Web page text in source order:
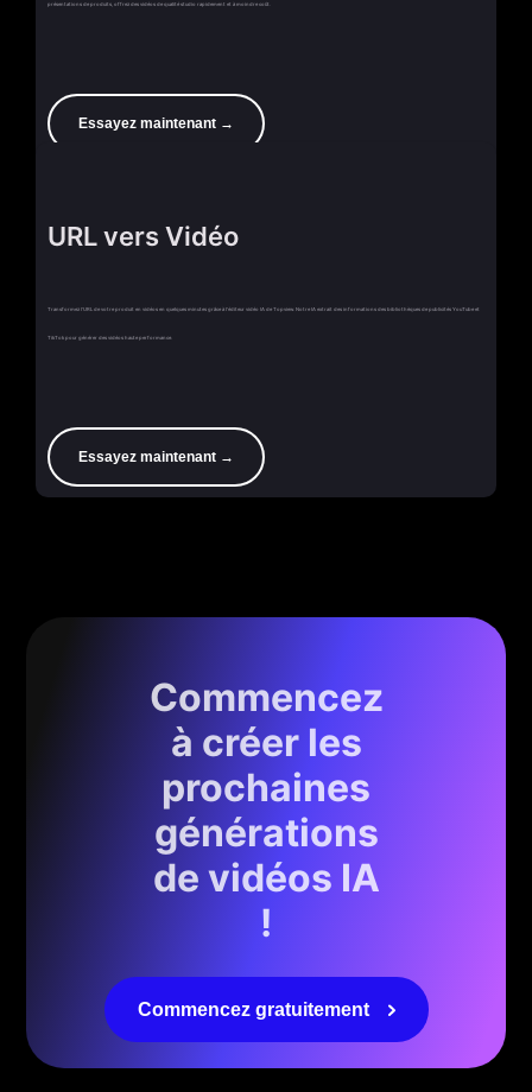
présentations de produits, offrez des vidéos de qualité studio rapidement et à moindre coût.
Essayez maintenant →
URL vers Vidéo
Transformez l'URL de votre produit en vidéos en quelques minutes grâce à l'éditeur vidéo IA de Topview. Notre IA extrait des informations des bibliothèques de publicités YouTube et
TikTok pour générer des vidéos haute performance.
Essayez maintenant →
Commencez
à créer les
prochaines
générations
de vidéos IA
!
Commencez gratuitement